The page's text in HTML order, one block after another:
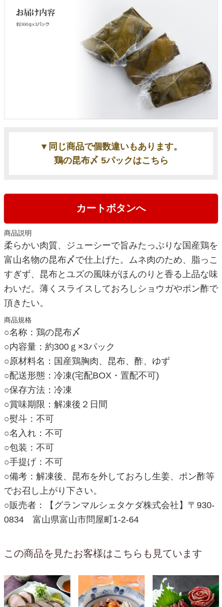
▼同じ商品で個数違いもあります。
鶏の昆布〆 5パックはこちら
カートボタンへ
商品説明
柔らかい肉質、ジューシーで旨みたっぷりな国産鶏を
富山名物の昆布〆で仕上げた。ムネ肉のため、脂っこ
すぎず、昆布とユズの風味がほんのりと香る上品な味
わいだ。薄くスライスしておろしショウガやポン酢で
頂きたい。
商品規格
○名称：鶏の昆布〆
○内容量：約300ｇ×3パック
○原材料名：国産鶏胸肉、昆布、酢、ゆず
○配送形態：冷凍(宅配BOX・置配不可)
○保存方法：冷凍
○賞味期限：解凍後２日間
○熨斗：不可
○名入れ：不可
○包装：不可
○手提げ：不可
○備考：解凍後、昆布を外しておろし生姜、ポン酢等
でお召し上がり下さい。
○販売者：【グランマルシェタケダ株式会社】〒930-
0834 富山県富山市問屋町1-2-64
この商品を見たお客様はこちらも見ています